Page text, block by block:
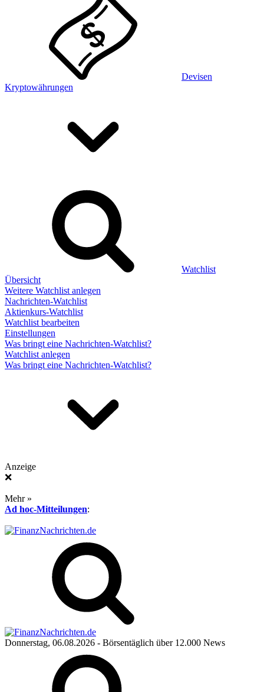
Devisen
Kryptowährungen
Watchlist
Übersicht
Weitere Watchlist anlegen
Nachrichten-Watchlist
Aktienkurs-Watchlist
Watchlist bearbeiten
Einstellungen
Was bringt eine Nachrichten-Watchlist?
Watchlist anlegen
Was bringt eine Nachrichten-Watchlist?
Anzeige
❌
Mehr »
Ad hoc-Mitteilungen:
Donnerstag, 06.08.2026 - Börsentäglich über 12.000 News